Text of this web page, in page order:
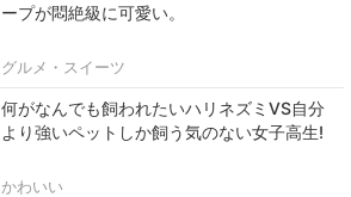
ープが悶絶級に可愛い。
グルメ・スイーツ
何がなんでも飼われたいハリネズミVS自分
より強いペットしか飼う気のない女子高生!
かわいい